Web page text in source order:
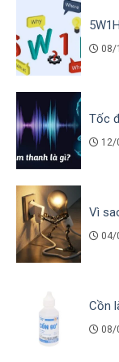
08/
Tốc
12/
Vì
04/
Cồn
08/